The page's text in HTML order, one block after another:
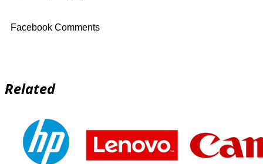
Facebook Comments
Related